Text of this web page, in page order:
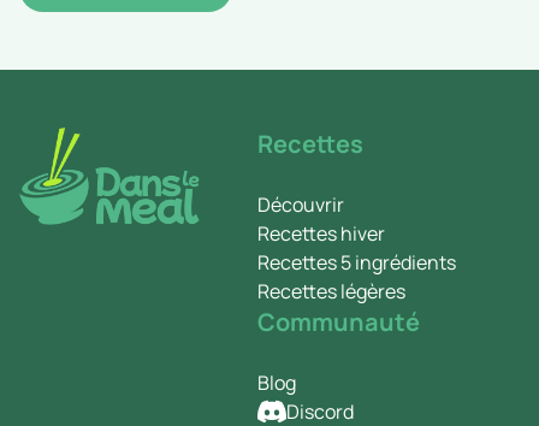
Recettes
Découvrir
Recettes hiver
Recettes 5 ingrédients
Recettes légères
Communauté
Blog
Discord